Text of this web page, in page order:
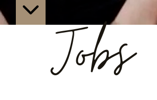
Jobs